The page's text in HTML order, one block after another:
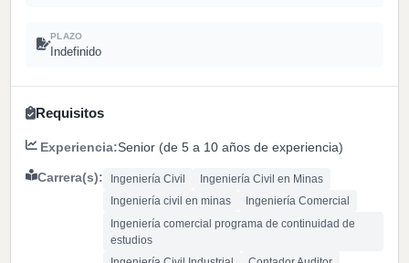
PLAZO
Indefinido
Requisitos
Experiencia:Senior (de 5 a 10 años de experiencia)
Carrera(s): Ingeniería Civil
Ingeniería Civil en Minas
Ingeniería civil en minas
Ingeniería Comercial
Ingeniería comercial programa de continuidad de
estudios